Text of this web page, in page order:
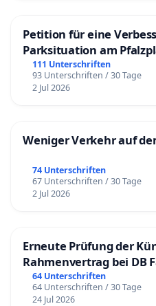
Petition für eine
Parksituation am
111 Unterschriften
93 Unterschriften / 30 Tage
2 Jul 2026
Weniger Verkehr auf
74 Unterschriften
67 Unterschriften / 30 Tage
2 Jul 2026
Erneute Prüfung der
Rahmenvertrag bei DB
64 Unterschriften
64 Unterschriften / 30 Tage
24 Jul 2026